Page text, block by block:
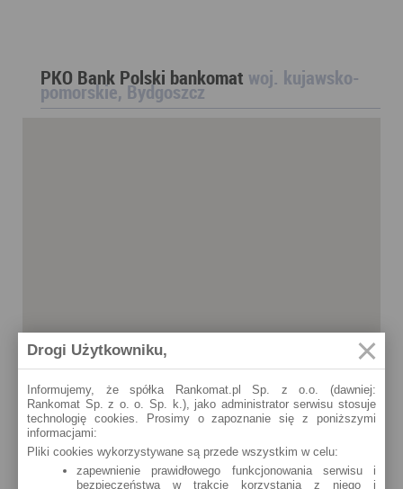
PKO Bank Polski bankomat woj. kujawsko-
pomorskie, Bydgoszcz
Drogi Użytkowniku,
Informujemy, że spółka Rankomat.pl Sp. z o.o. (dawniej:
Rankomat Sp. z o. o. Sp. k.), jako administrator serwisu stosuje
technologię cookies. Prosimy o zapoznanie się z poniższymi
informacjami:
Pliki cookies wykorzystywane są przede wszystkim w celu:
zapewnienie prawidłowego funkcjonowania serwisu i
bezpieczeństwa w trakcie korzystania z niego i